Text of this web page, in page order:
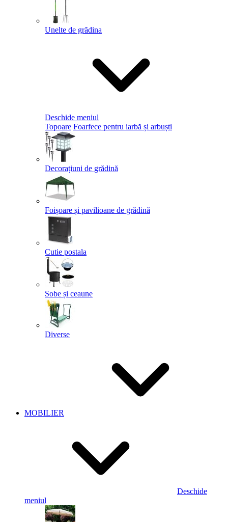
Unelte de grădina
Deschide meniul
Topoare Foarfece pentru iarbă și arbuști
Decorațiuni de grădină
Foișoare și pavilioane de grădină
Cutie postala
Sobe și ceaune
Diverse
MOBILIER
Deschide
meniul